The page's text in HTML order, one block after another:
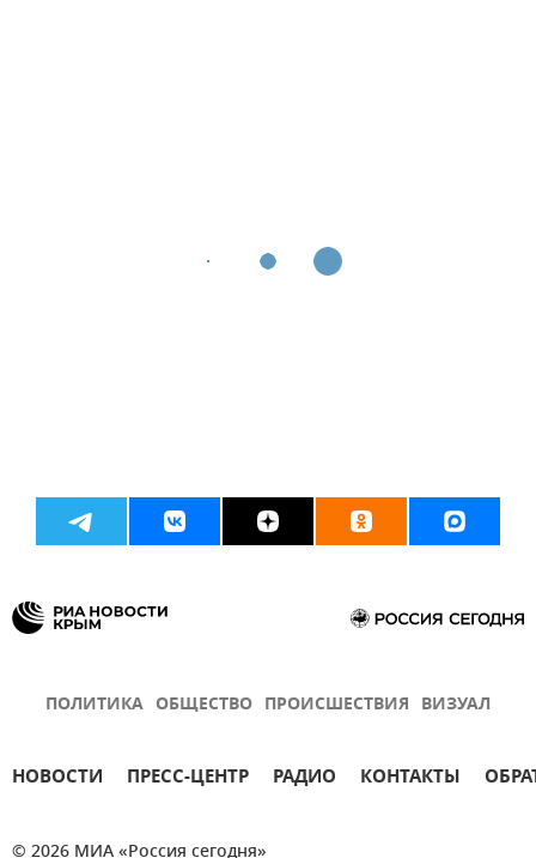
ПОЛИТИКА ОБЩЕСТВО ПРОИСШЕСТВИЯ ВИЗУАЛ
НОВОСТИ ПРЕСС-ЦЕНТР РАДИО КОНТАКТЫ